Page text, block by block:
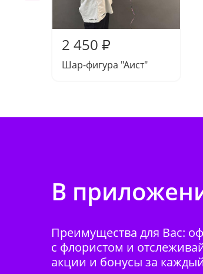
2 450 ₽
Шар-фигура "Аист"
В
Преимущества для Вас:
с флористом и
акции и бонусы за